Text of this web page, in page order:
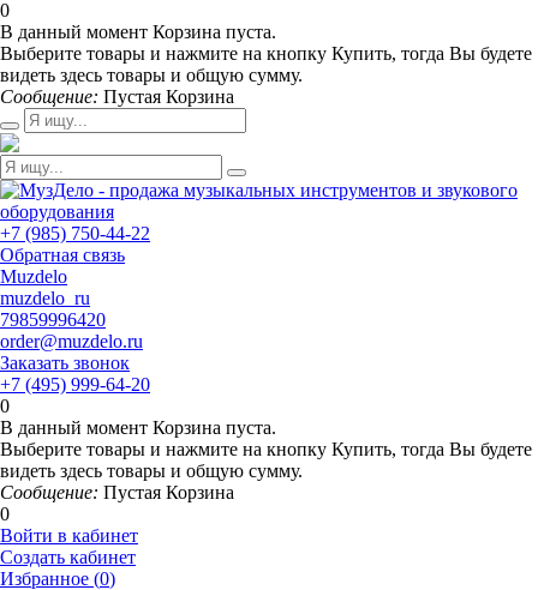
0
В данный момент Корзина пуста.
Выберите товары и нажмите на кнопку Купить, тогда Вы будете
видеть здесь товары и общую сумму.
Сообщение: Пустая Корзина
+7 (985) 750-44-22
Обратная связь
Muzdelo
muzdelo_ru
79859996420
order@muzdelo.ru
Заказать звонок
+7 (495) 999-64-20
0
В данный момент Корзина пуста.
Выберите товары и нажмите на кнопку Купить, тогда Вы будете
видеть здесь товары и общую сумму.
Сообщение: Пустая Корзина
0
Войти в кабинет
Создать кабинет
Избранное (0)